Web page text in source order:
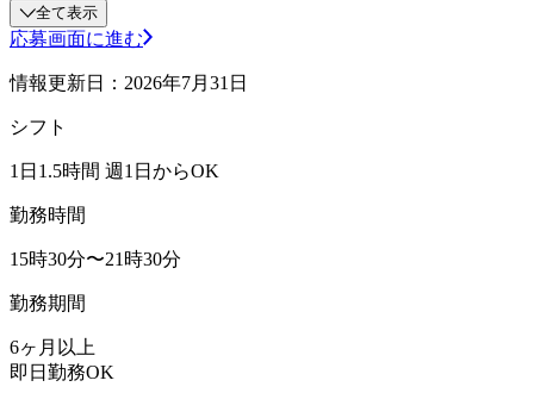
全て表示
応募画面に進む
情報更新日：2026年7月31日
シフト
1日1.5時間 週1日からOK
勤務時間
15時30分〜21時30分
勤務期間
6ヶ月以上
即日勤務OK